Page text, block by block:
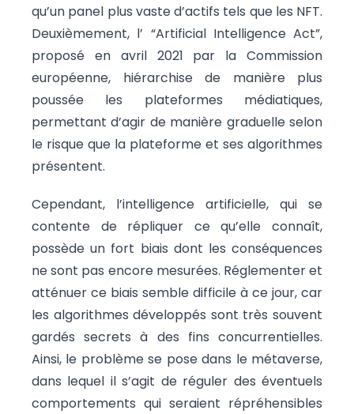
qu’un panel plus vaste d’actifs tels que les NFT.
Deuxièmement, l’ “Artificial Intelligence Act”,
proposé en avril 2021 par la Commission
européenne, hiérarchise de manière plus
poussée les plateformes médiatiques,
permettant d’agir de manière graduelle selon
le risque que la plateforme et ses algorithmes
présentent.
Cependant, l’intelligence artificielle, qui se
contente de répliquer ce qu’elle connaît,
possède un fort biais dont les conséquences
ne sont pas encore mesurées. Réglementer et
atténuer ce biais semble difficile à ce jour, car
les algorithmes développés sont très souvent
gardés secrets à des fins concurrentielles.
Ainsi, le problème se pose dans le métaverse,
dans lequel il s’agit de réguler des éventuels
comportements qui seraient répréhensibles